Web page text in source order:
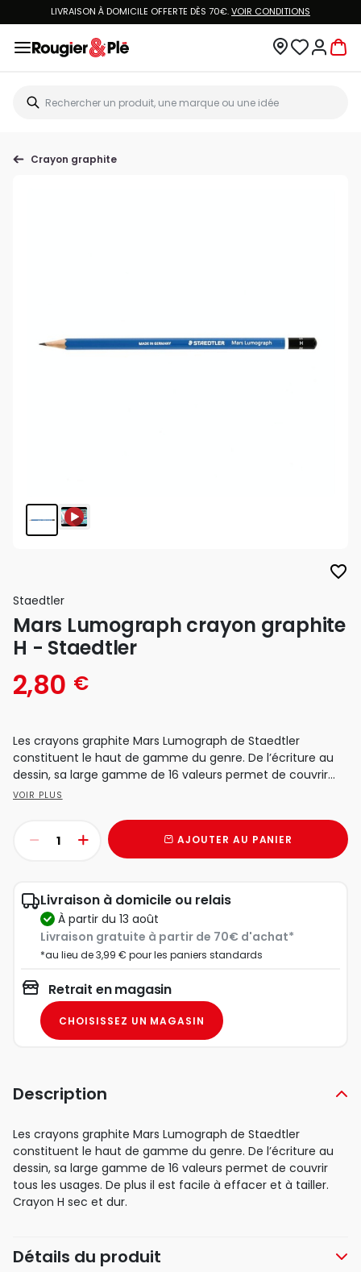
LIVRAISON À DOMICILE OFFERTE DÈS 70€.VOIR CONDITIONS
Crayon graphite
favorite_border
Staedtler
Mars Lumograph crayon graphite
H - Staedtler
2,80 €
Les crayons graphite Mars Lumograph de Staedtler
constituent le haut de gamme du genre. De l’écriture au
dessin, sa large gamme de 16 valeurs permet de couvrir...
VOIR PLUS
AJOUTER AU PANIER
Livraison à domicile ou relais
à partir du 13 août
Livraison gratuite à partir de 70€ d'achat*
*au lieu de 3,99 € pour les paniers standards
Retrait en magasin
CHOISISSEZ UN MAGASIN
Description
Les crayons graphite Mars Lumograph de Staedtler
constituent le haut de gamme du genre. De l’écriture au
dessin, sa large gamme de 16 valeurs permet de couvrir
tous les usages. De plus il est facile à effacer et à tailler.
Crayon H sec et dur.
Détails du produit